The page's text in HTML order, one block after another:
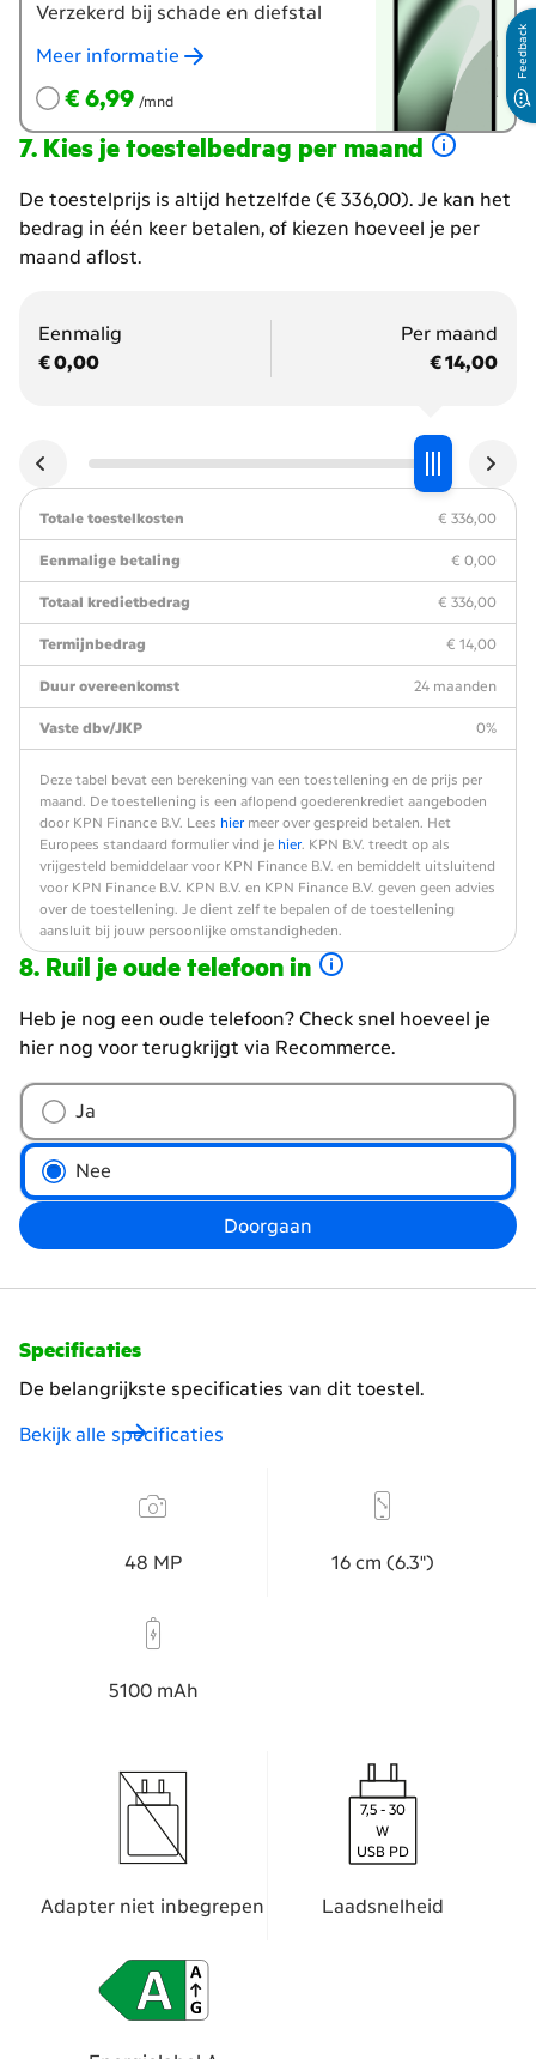
Verzekerd bij schade en diefstal
Meer informatie
€ 6,99
€ 6,99
per maand/mnd
Kies je toestelbedrag per maand
Hoeveel
wil
je
gaan
betalen?
De toestelprijs is altijd hetzelfde (€ 336,00). Je kan het
bedrag in één keer betalen, of kiezen hoeveel je per
maand aflost.
Eenmalig
€ 0,00
Per maand
€ 14,00
Totale toestelkosten € 336,00
Eenmalige betaling € 0,00
Totaal kredietbedrag € 336,00
Termijnbedrag € 14,00
Duur overeenkomst 24 maanden
Vaste dbv/JKP 0%
Deze tabel bevat een berekening van een toestellening en de prijs per
maand. De toestellening is een aflopend goederenkrediet aangeboden
door KPN Finance B.V. Lees hier meer over gespreid betalen. Het
Europees standaard formulier vind je hier. KPN B.V. treedt op als
vrijgesteld bemiddelaar voor KPN Finance B.V. en bemiddelt uitsluitend
voor KPN Finance B.V. KPN B.V. en KPN Finance B.V. geven geen advies
over de toestellening. Je dient zelf te bepalen of de toestellening
aansluit bij jouw persoonlijke omstandigheden.
Ruil je oude telefoon in
Heb je nog een oude telefoon? Check snel hoeveel je
hier nog voor terugkrijgt via Recommerce.
Wil
je
je
oude
telefoon
inruilen?
Ja
Nee
Doorgaan
Specificaties
De belangrijkste specificaties van dit toestel.
Bekijk alle specificaties
48 MP 16 cm (6.3")
5100 mAh
Adapter niet inbegrepen
7,5 - 30
W
USB PD
Laadsnelheid
Feedback